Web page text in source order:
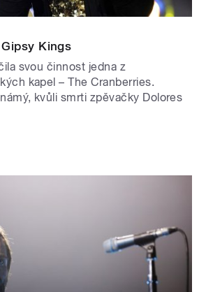
Kings
svou činnost jedna z
kapel – The Cranberries.
kvůli smrti zpěvačky Dolores